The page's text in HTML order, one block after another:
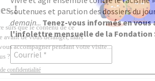
En renseignant votre adresse
consentez à recevoir l'infolettre de la
Seligmann, conformément à notre
confidentialité. Il vous sera possible de
désabonner à tout moment.
soutenues et parution des dossiers du
demain... Tenez-vous informés en vous
l'infolettre mensuelle de la Fondation